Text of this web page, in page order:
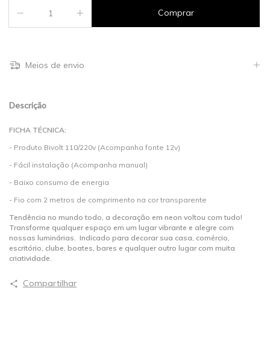
Meios de envio
Descrição
FICHA TÉCNICA:
- Produto Bivolt 110/220v (Acompanha fonte 12v)
- Fácil instalação (Acompanha manual)
- Baixo consumo de energia
- Fio com 2 metros de comprimento na cor transparente
Tendência no mundo todo, a decoração em neon voltou com tudo!
Transforme qualquer espaço em um lugar vibrante e alegre com
nossas luminárias. Indicado para decorar sua casa, comércio,
escritório, clube, boates, bares e qualquer outro lugar com muita
criatividade.
Compartilhar